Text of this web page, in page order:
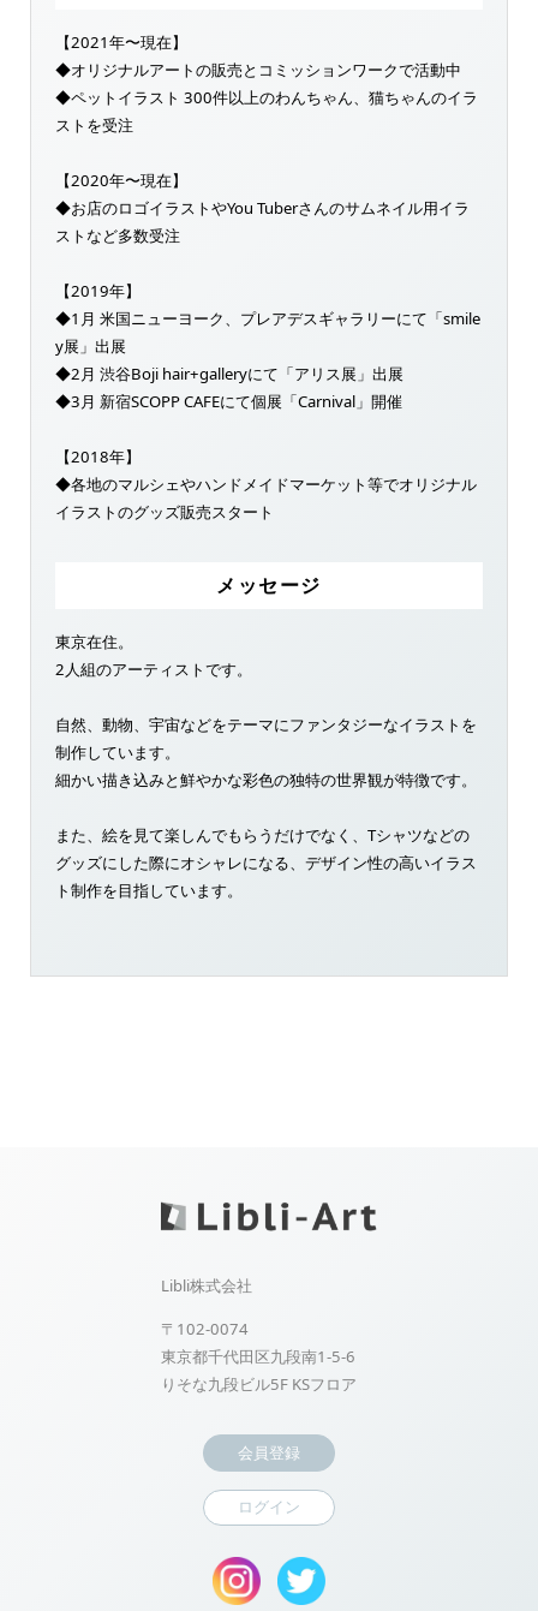
【2021年〜現在】
◆オリジナルアートの販売とコミッションワークで活動中
◆ペットイラスト 300件以上のわんちゃん、猫ちゃんのイラ
ストを受注
【2020年〜現在】
◆お店のロゴイラストやYou Tuberさんのサムネイル用イラ
ストなど多数受注
【2019年】
◆1月 米国ニューヨーク、プレアデスギャラリーにて「smile
y展」出展
◆2月 渋谷Boji hair+galleryにて「アリス展」出展
◆3月 新宿SCOPP CAFEにて個展「Carnival」開催
【2018年】
◆各地のマルシェやハンドメイドマーケット等でオリジナル
イラストのグッズ販売スタート
メッセージ
東京在住。
2人組のアーティストです。
自然、動物、宇宙などをテーマにファンタジーなイラストを
制作しています。
細かい描き込みと鮮やかな彩色の独特の世界観が特徴です。
また、絵を見て楽しんでもらうだけでなく、Tシャツなどの
グッズにした際にオシャレになる、デザイン性の高いイラス
ト制作を目指しています。
Libli株式会社
〒102-0074
東京都千代田区九段南1-5-6
りそな九段ビル5F KSフロア
会員登録
ログイン